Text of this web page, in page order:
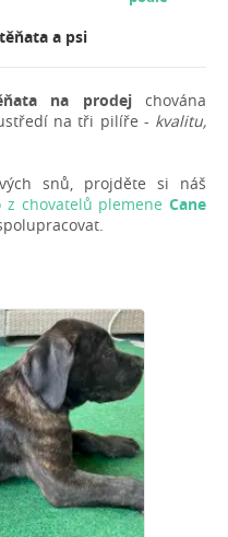
a psi
na prodejchována
na tři pilíře - kvalitu,
snů, projděte si náš
z chovatelů plemeneCane